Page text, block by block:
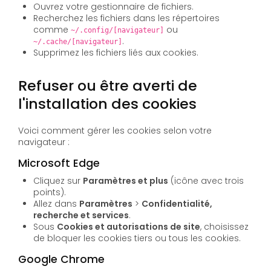
Ouvrez votre gestionnaire de fichiers.
Recherchez les fichiers dans les répertoires
comme~/.config/[navigateur] ou
~/.cache/[navigateur] .
Supprimez les fichiers liés aux cookies.
Refuser ou être averti de
l'installation des cookies
Voici comment gérer les cookies selon votre
navigateur :
Microsoft Edge
Cliquez sur Paramètres et plus (icône avec trois
points).
Allez dans Paramètres > Confidentialité,
recherche et services.
Sous Cookies et autorisations de site, choisissez
de bloquer les cookies tiers ou tous les cookies.
Google Chrome